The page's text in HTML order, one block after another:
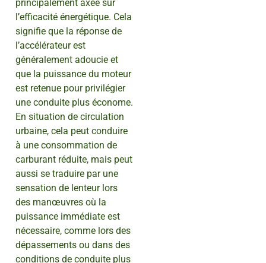
principalement axée sur
l’efficacité énergétique. Cela
signifie que la réponse de
l’accélérateur est
généralement adoucie et
que la puissance du moteur
est retenue pour privilégier
une conduite plus économe.
En situation de circulation
urbaine, cela peut conduire
à une consommation de
carburant réduite, mais peut
aussi se traduire par une
sensation de lenteur lors
des manœuvres où la
puissance immédiate est
nécessaire, comme lors des
dépassements ou dans des
conditions de conduite plus